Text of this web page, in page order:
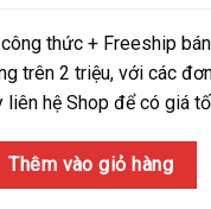
thức + Freeship
trên 2 triệu, với các
liên hệ Shop để có giá
Thêm vào giỏ hàng